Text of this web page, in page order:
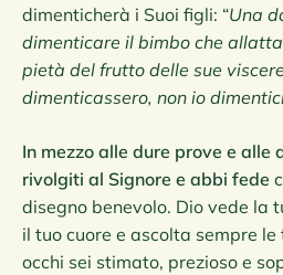
dimenticherà i Suoi figli: “Una
dimenticare il bimbo che
pietà del frutto delle sue
dimenticassero, non io
In mezzo alle dure prove e
rivolgiti al Signore e abbi fede
disegno benevolo. Dio vede la
il tuo cuore e ascolta sempre
occhi sei stimato, prezioso e